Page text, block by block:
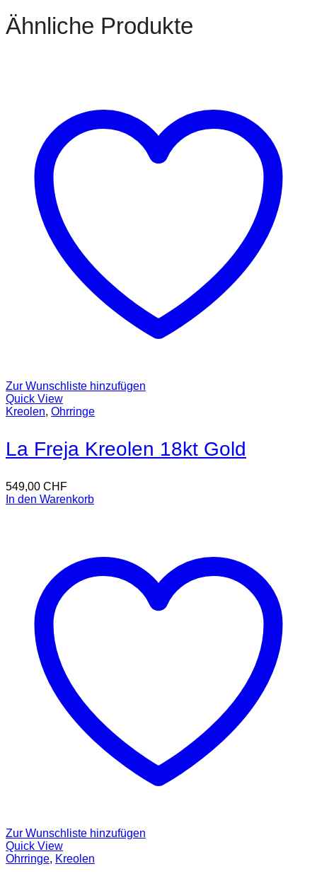
Ähnliche Produkte
Zur Wunschliste hinzufügen
Quick View
Kreolen, Ohrringe
La Freja Kreolen 18kt Gold
549,00 CHF
In den Warenkorb
Zur Wunschliste hinzufügen
Quick View
Ohrringe, Kreolen